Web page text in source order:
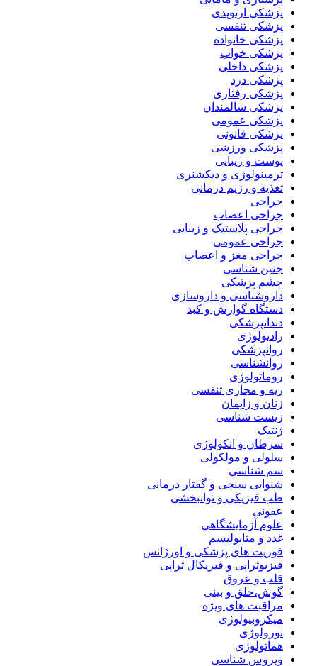
پزشکی ارتوپدی
پزشکی تنفسی
پزشکی خانواده
پزشکی خواب
پزشکی داخلی
پزشکی درد
پزشکی رفتاری
پزشکی سالمندان
پزشکی عمومی
پزشکی قانونی
پزشکی ورزشی
پوست و زیبایی
ترمینولوژی و دیکشنری
تغذیه و رژیم درمانی
جراحی
جراحی اعصاب
جراحی پلاستیک و زیبایی
جراحی عمومی
جراحی مغز و اعصاب
جنین شناسی
چشم پزشکی
داروشناسی و داروسازی
دستگاه گوارش و کبد
دندانپزشکی
رادیولوژی
روانپزشکی
روانشناسی
روماتولوژی
ریه و مجاری تنفسی
زنان و زایمان
زیست شناسی
ژنتیک
سرطان و انکولوژی
سلولی و مولکولی
سم شناسی
شنوایی سنجی و گفتار درمانی
طب فیزیکی و توانبخشی
عفونی
علوم آزمايشگاهي
غدد و متابولیسم
فوریت های پزشکی و اورژانس
فیزیوتراپی و فیزیکال تراپی
قلب و عروق
گوش،حلق و بینی
مراقبت های ویژه
میکروبیولوژی
نورولوژی
هماتولوژی
ویروس شناسی